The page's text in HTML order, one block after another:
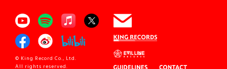
© King Record Co., Ltd.
All rights reserved.